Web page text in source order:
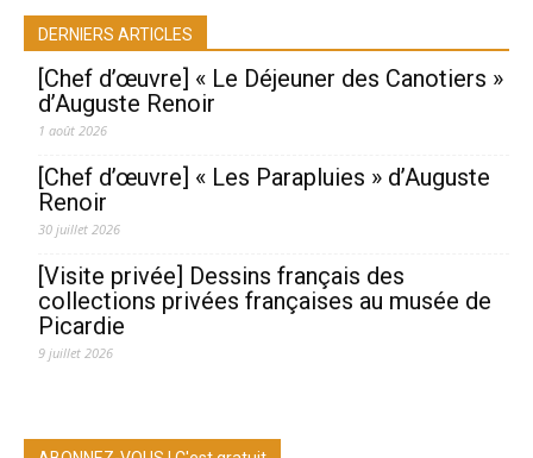
DERNIERS ARTICLES
[Chef d’œuvre] « Le Déjeuner des Canotiers »
d’Auguste Renoir
1 août 2026
[Chef d’œuvre] « Les Parapluies » d’Auguste
Renoir
30 juillet 2026
[Visite privée] Dessins français des
collections privées françaises au musée de
Picardie
9 juillet 2026